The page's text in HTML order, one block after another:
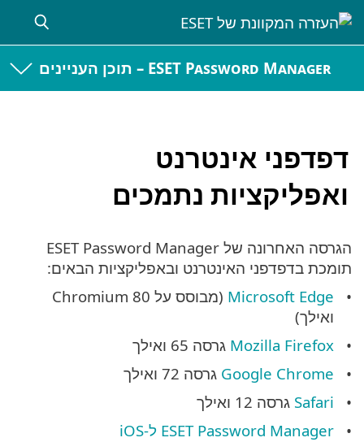
ESET Password Manager – תוכן העניינים
דפדפני אינטרנט
ואפליקציות נתמכים
הגרסה האחרונה של ESET Password Manager
תומכת בדפדפני האינטרנט ובאפליקציות הבאים:
Microsoft Edge
(מבוסס על Chromium 80
ואילך)
Mozilla Firefox גרסה 65 ואילך
Google Chrome גרסה 72 ואילך
Safari גרסה 12 ואילך
ESET Password Manager ל-iOS